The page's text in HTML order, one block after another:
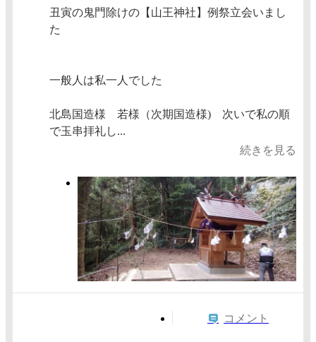
丑寅の鬼門除けの【山王神社】例祭立会いまし
た
一般人は私一人でした
北島国造様 若様（次期国造様) 次いで私の順
で玉串拝礼し...
続きを見る
コメント